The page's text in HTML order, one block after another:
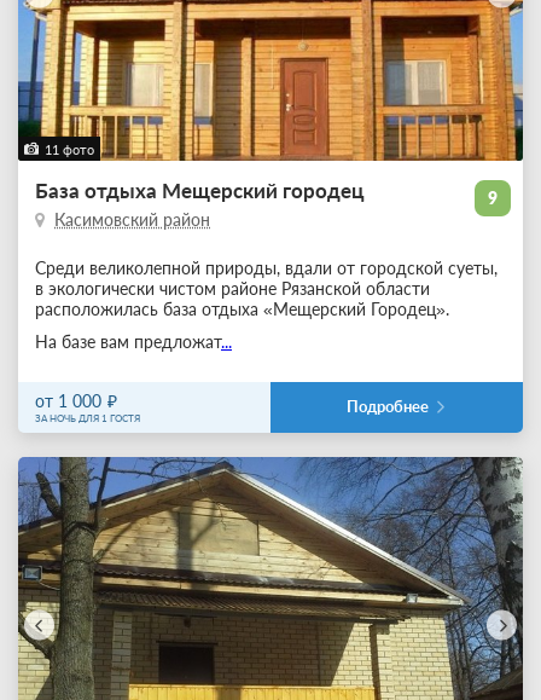
11 фото
9
База отдыха Мещерский городец
Касимовский район
Среди великолепной природы, вдали от городской суеты,
в экологически чистом районе Рязанской области
расположилась база отдыха «Мещерский Городец».
На базе вам предложат...
от 1 000
ЗА НОЧЬ ДЛЯ 1 ГОСТЯ
Подробнее